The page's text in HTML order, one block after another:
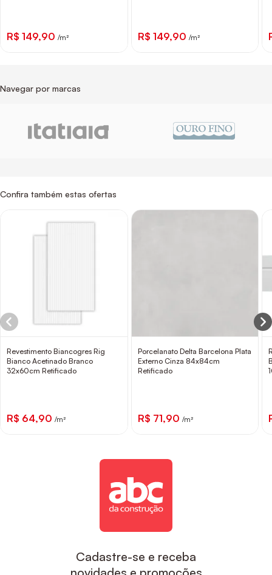
R$ 149,90 /m² R$ 149,90 /m²
Navegar por marcas
Confira também estas ofertas
Revestimento Biancogres Rig
Bianco Acetinado Branco
32x60cm Retificado
R$ 64,90 /m²
Porcelanato Delta Barcelona Plata
Externo Cinza 84x84cm
Retificado
R$ 71,90 /m²
Cadastre-se e receba